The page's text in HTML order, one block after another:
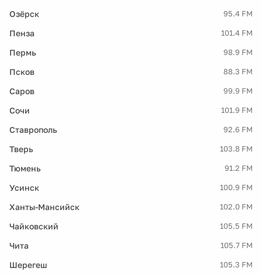
Озёрск 95.4 FM
Пенза 101.4 FM
Пермь 98.9 FM
Псков 88.3 FM
Саров 99.9 FM
Сочи 101.9 FM
Ставрополь 92.6 FM
Тверь 103.8 FM
Тюмень 91.2 FM
Усинск 100.9 FM
Ханты-Мансийск 102.0 FM
Чайковский 105.5 FM
Чита 105.7 FM
Шерегеш 105.3 FM